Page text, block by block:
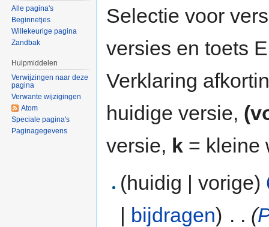
Selectie voor
versies en toets
Verklaring
huidige versie,
versie, k = kleine
(huidig | vorige)
| bijdragen) . . (
Alle pagina's
Beginnetjes
Willekeurige pagina
Zandbak
Hulpmiddelen
Verwijzingen naar deze
pagina
Verwante wijzigingen
Atom
Speciale pagina's
Paginagegevens